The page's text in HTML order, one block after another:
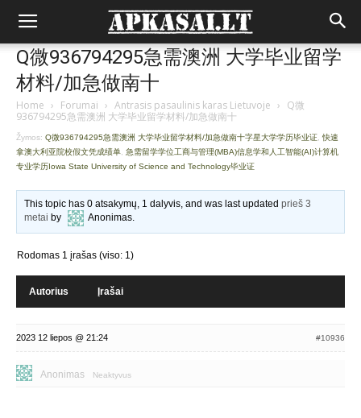
Q微936794295急需澳洲 大学毕业留学
材料/加急做南十
Home › Forumai › Antrasis pasaulinis karas Lietuvoje › Q微
936794295急需澳洲 大学毕业留学材料/加急做南十
Žymos: Q微936794295急需澳洲 大学毕业留学材料/加急做南十字星大学学历毕业证 快速
拿澳大利亚院校假文凭成绩单 急需留学学位工商与管理(MBA)信息学和人工智能(AI)计算机
专业学历Iowa State University of Science and Technology毕业证
This topic has 0 atsakymų, 1 dalyvis, and was last updatedprieš 3
metai by Anonimas.
Rodomas 1 įrašas (viso: 1)
Autorius Įrašai
2023 12 liepos @ 21:24 #10936
Anonimas Neaktyvus